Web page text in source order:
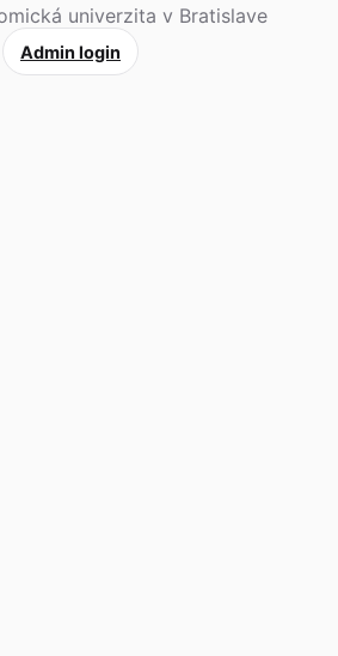
univerzita v Bratislave
Admin login